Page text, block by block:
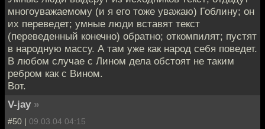
многоуважаемому (и я его тоже уважаю) Гоблину; он
их переведет; умные люди вставят текст
(переведенный конечно) обратно; откомпилят; пустят
в народную массу. А там уже как народ себя поведет.
В любом случае с Лином дела обстоят не таким
ребром как с Вином.
Вот.
V-jay »
#50 | 09.03.04 04:15